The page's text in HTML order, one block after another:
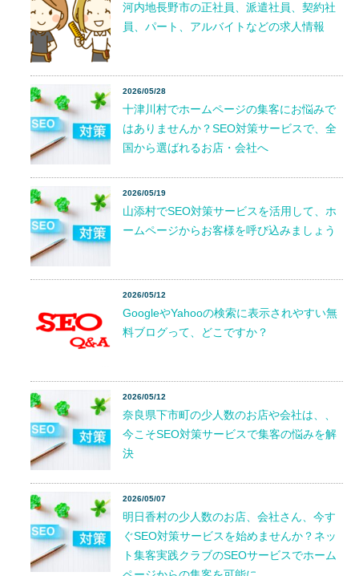
河内地長野市の正社員、派遣社員、契約社
員、パート、アルバイトなどの求人情報
2026/05/28
十津川村でホームページの集客にお悩みで
はありませんか？SEO対策サービスで、全
国から選ばれるお店・会社へ
2026/05/19
山添村でSEO対策サービスを活用して、ホ
ームページからお客様を呼び込みましょう
2026/05/12
GoogleやYahooの検索に表示されやすい無
料ブログって、どこですか？
2026/05/12
奈良県下市町の少人数のお店や会社は、、
今こそSEO対策サービスで集客の悩みを解
決
2026/05/07
明日香村の少人数のお店、会社さん、今す
ぐSEO対策サービスを始めませんか？ネッ
ト集客実践クラブのSEOサービスでホーム